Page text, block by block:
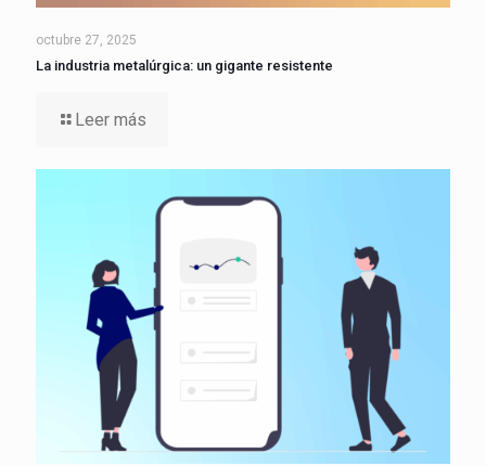
octubre 27, 2025
La industria metalúrgica: un gigante resistente
Leer más